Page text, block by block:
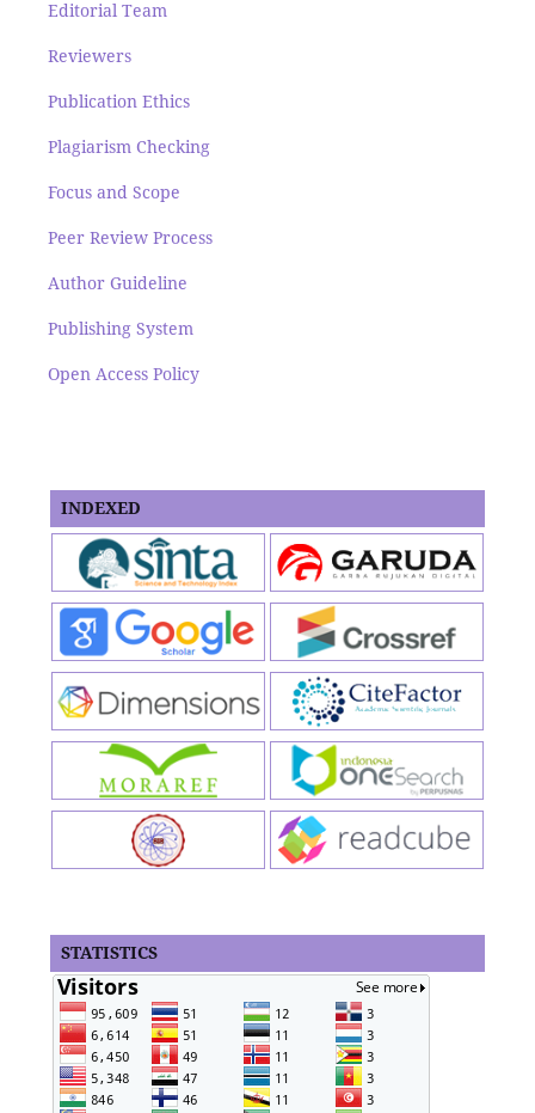
Editorial Team
Reviewers
Publication Ethics
Plagiarism Checking
Focus and Scope
Peer Review Process
Author Guideline
Publishing System
Open Access Policy
INDEXED
STATISTICS